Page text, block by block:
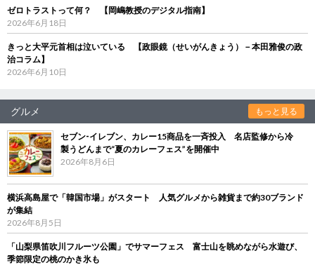
ゼロトラストって何？ 【岡嶋教授のデジタル指南】
2026年6月18日
きっと大平元首相は泣いている 【政眼鏡（せいがんきょう）－本田雅俊の政
治コラム】
2026年6月10日
グルメ もっと見る
セブン‐イレブン、カレー15商品を一斉投入 名店監修から冷
製うどんまで“夏のカレーフェス”を開催中
2026年8月6日
横浜高島屋で「韓国市場」がスタート 人気グルメから雑貨まで約30ブランド
が集結
2026年8月5日
「山梨県笛吹川フルーツ公園」でサマーフェス 富士山を眺めながら水遊び、
季節限定の桃のかき氷も